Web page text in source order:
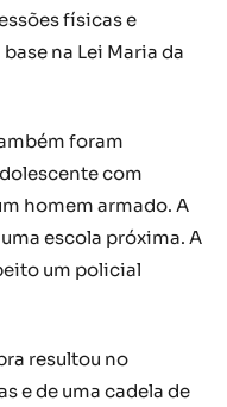
físicas e
na Lei Maria da
foram
com
homem armado. A
escola próxima. A
um policial
resultou no
e de uma cadela de